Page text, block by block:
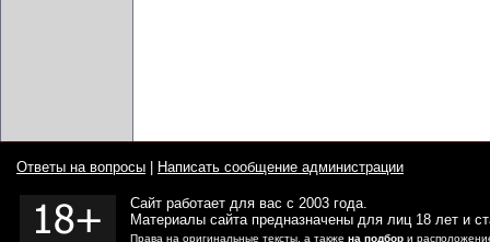
Ответы на вопросы Написать сообщение администрации
Сайт работает для вас с 2003 года.
Материалы сайта предназначены для лиц 18 лет и
Права на оригинальные тексты, а также на подбор и